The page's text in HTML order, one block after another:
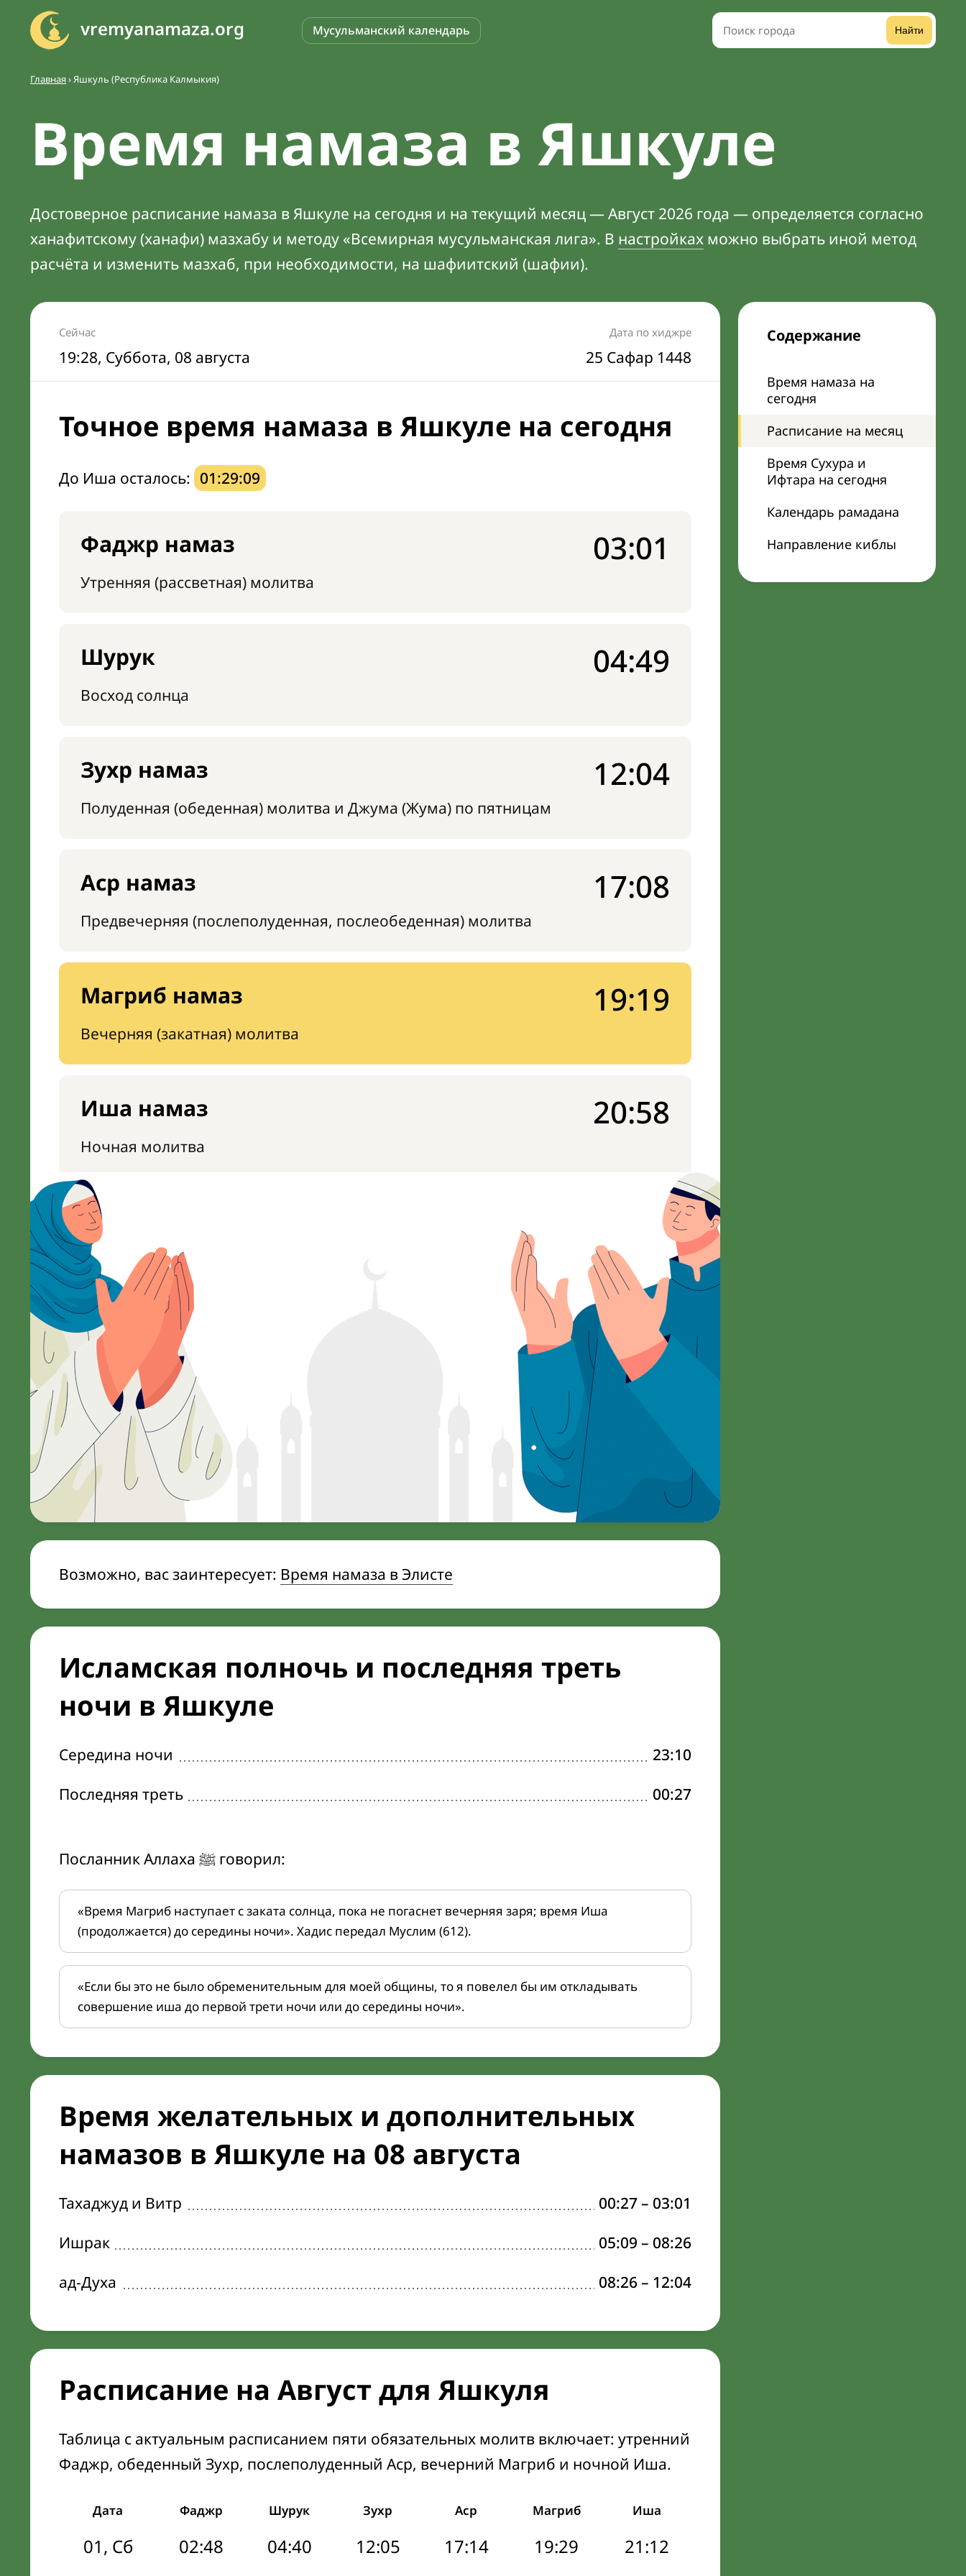
vremyanamaza.org Мусульманский календарь Найти
Главная›Яшкуль (Республика Калмыкия)
Время намаза в Яшкуле
Достоверное расписание намаза в Яшкуле на сегодня и на текущий месяц — Август 2026 года — определяется согласно
ханафитскому (ханафи) мазхабу и методу «Всемирная мусульманская лига». В настройках можно выбрать иной метод
расчёта и изменить мазхаб, при необходимости, на шафиитский (шафии).
Содержание
Время намаза на
сегодня
Расписание на месяц
Время Сухура и
Ифтара на сегодня
Календарь рамадана
Направление киблы
Сейчас
19:28, Суббота, 08 августа
Дата по хиджре
25 Сафар 1448
Точное время намаза в Яшкуле на сегодня
До Иша осталось: 01:29:08
Фаджр намаз
Утренняя (рассветная) молитва
03:01
Шурук
Восход солнца
04:49
Зухр намаз
Полуденная (обеденная) молитва и Джума (Жума) по пятницам
12:04
Аср намаз
Предвечерняя (послеполуденная, послеобеденная) молитва
17:08
Магриб намаз
Вечерняя (закатная) молитва
19:19
Иша намаз
Ночная молитва
20:58
Возможно, вас заинтересует: Время намаза в Элисте
Исламская полночь и последняя треть
ночи в Яшкуле
Середина ночи
23:10
Последняя треть
00:27
Посланник Аллаха ﷺ говорил:
«Время Магриб наступает с заката солнца, пока не погаснет вечерняя заря; время Иша
(продолжается) до середины ночи». Хадис передал Муслим (612).
«Если бы это не было обременительным для моей общины, то я повелел бы им откладывать
совершение иша до первой трети ночи или до середины ночи».
Время желательных и дополнительных
намазов в Яшкуле на 08 августа
Тахаджуд и Витр 00:27– 03:01
Ишрак
05:09 – 08:26
ад-Духа
08:26 – 12:04
Расписание на Август для Яшкуля
Таблица с актуальным расписанием пяти обязательных молитв включает: утренний
Фаджр, обеденный Зухр, послеполуденный Аср, вечерний Магриб и ночной Иша.
Дата Фаджр Шурук Зухр Аср Магриб Иша
01, Сб 02:48 04:40 12:05 17:14 19:29
21:12